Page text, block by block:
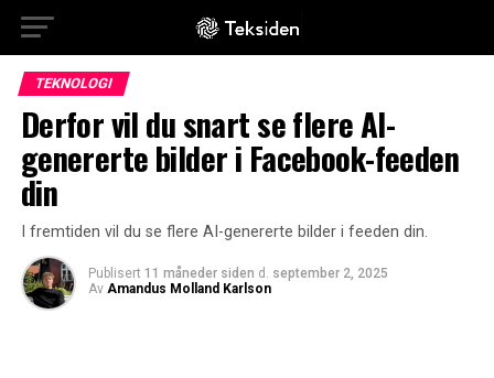
TEKNOLOGI
Derfor vil du snart se flere AI-
genererte bilder i Facebook-feeden
din
I fremtiden vil du se flere AI-genererte bilder i feeden din.
Publisert 11 måneder siden d. september 2, 2025
Av Amandus Molland Karlson